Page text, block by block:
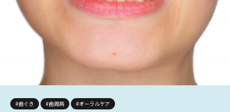
#歯ぐき #歯周病 #オーラルケア